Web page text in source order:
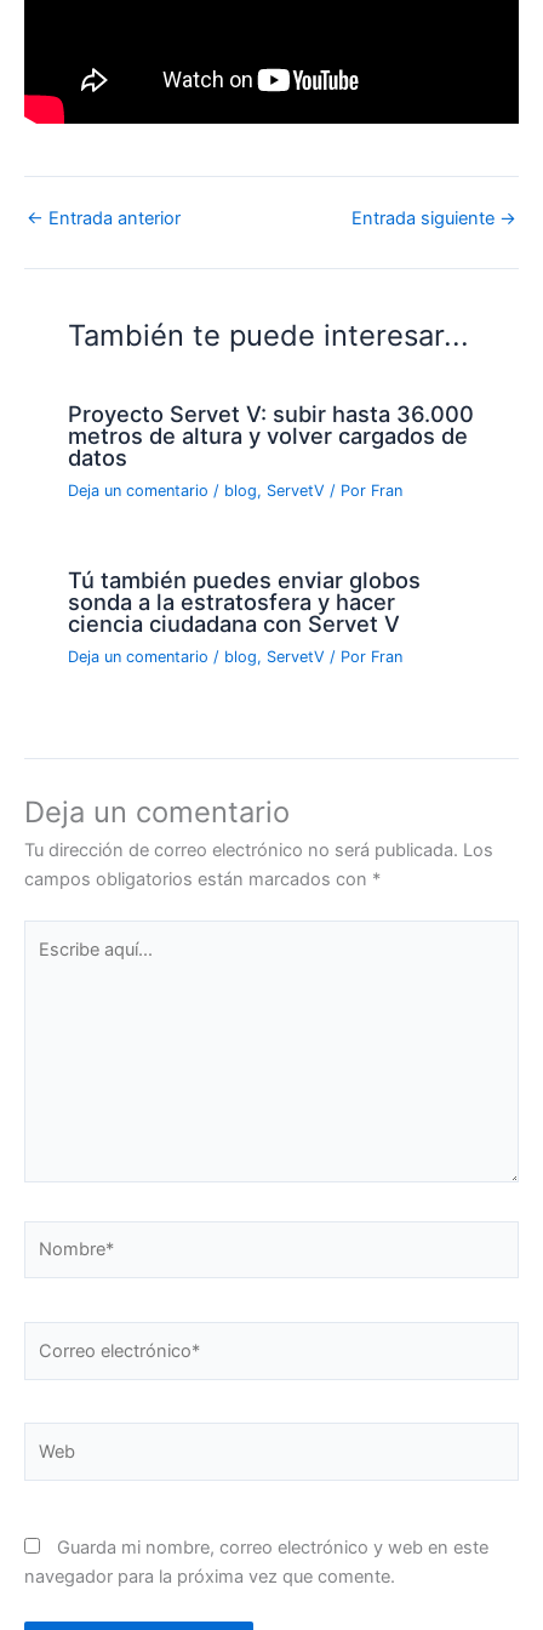
← Entrada anterior Entrada siguiente →
También te puede interesar...
Proyecto Servet V: subir hasta 36.000
metros de altura y volver cargados de
datos
Deja un comentario / blog, ServetV / Por Fran
Tú también puedes enviar globos
sonda a la estratosfera y hacer
ciencia ciudadana con Servet V
Deja un comentario / blog, ServetV / Por Fran
Deja un comentario
Tu dirección de correo electrónico no será publicada. Los
campos obligatorios están marcados con *
aquí...
electrónico*
Guarda mi nombre, correo electrónico y web en este
navegador para la próxima vez que comente.